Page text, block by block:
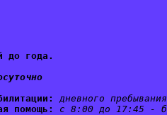
до года.
дневного
помощь:
с 8:00 до 17:45 -